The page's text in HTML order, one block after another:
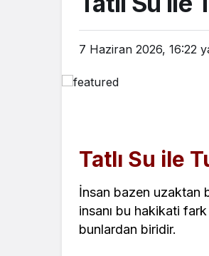
7 Haziran 2026, 16:22
Tatlı Su ile
İnsan bazen uzaktan
insanı bu hakikati
bunlardan biridir.